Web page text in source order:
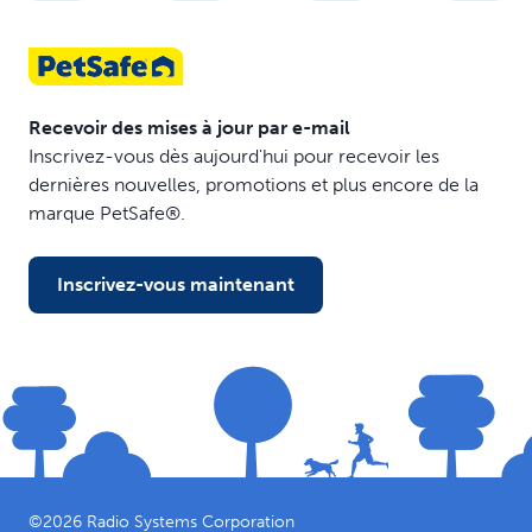
Recevoir des mises à jour par e-mail
Inscrivez-vous dès aujourd'hui pour recevoir les
dernières nouvelles, promotions et plus encore de la
marque PetSafe®.
Inscrivez-vous maintenant
©2026 Radio Systems Corporation